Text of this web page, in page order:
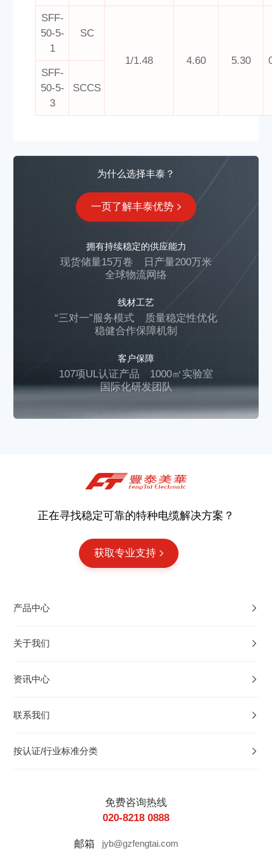
SFF-
50-5-
1
SC
1/1.48 4.60 5.30
SFF-
50-5-
3
SCCS
为什么选择丰泰？
一页了解丰泰优势
拥有持续稳定的供应能力
现货储量15万卷
日产量200万米
全球物流网络
线材工艺
“三对一”服务模式
质量稳定性优化
稳健合作保障机制
客户保障
107项UL认证产品
1000㎡实验室
国际化研发团队
正在寻找稳定可靠的特种电缆解决方案？
获取专业支持
产品中心
关于我们
资讯中心
联系我们
按认证/行业标准分类
免费咨询热线
020-8218 0888
邮箱 jyb@gzfengtai.com